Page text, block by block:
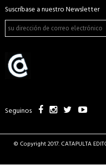
Suscríbase a nuestro Newsletter
Seguinos
© Copyright 2017. CATAPULTA